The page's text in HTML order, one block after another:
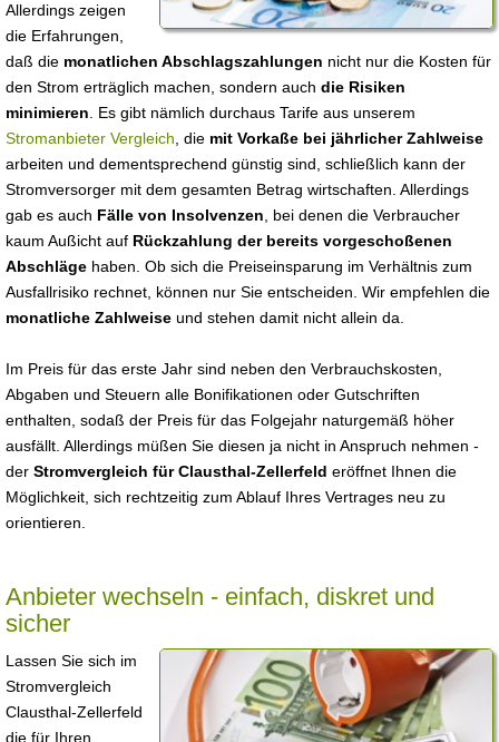
Allerdings zeigen
die Erfahrungen,
daß die monatlichen Abschlagszahlungen nicht nur die Kosten für
den Strom erträglich machen, sondern auch die Risiken
minimieren . Es gibt nämlich durchaus Tarife aus unserem
Stromanbieter Vergleich , die mit Vorkaße bei jährlicher Zahlweise
arbeiten und dementsprechend günstig sind, schließlich kann der
Stromversorger mit dem gesamten Betrag wirtschaften. Allerdings
gab es auch Fälle von Insolvenzen , bei denen die Verbraucher
kaum Außicht auf Rückzahlung der bereits vorgeschoßenen
Abschläge haben. Ob sich die Preiseinsparung im Verhältnis zum
Ausfallrisiko rechnet, können nur Sie entscheiden. Wir empfehlen die
monatliche Zahlweise und stehen damit nicht allein da.
Im Preis für das erste Jahr sind neben den Verbrauchskosten,
Abgaben und Steuern alle Bonifikationen oder Gutschriften
enthalten, sodaß der Preis für das Folgejahr naturgemäß höher
ausfällt. Allerdings müßen Sie diesen ja nicht in Anspruch nehmen -
der Stromvergleich für Clausthal-Zellerfeld eröffnet Ihnen die
Möglichkeit, sich rechtzeitig zum Ablauf Ihres Vertrages neu zu
orientieren.
Anbieter wechseln - einfach, diskret und
sicher
Lassen Sie sich im
Stromvergleich
Clausthal-Zellerfeld
die für Ihren